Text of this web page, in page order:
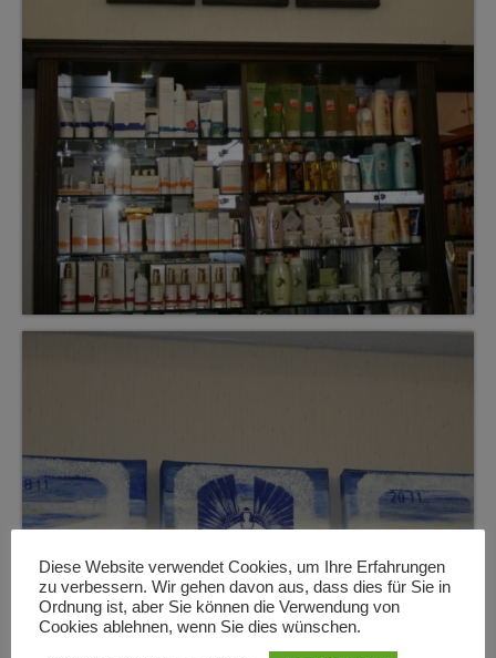
Diese Website verwendet Cookies, um Ihre Erfahrungen
zu verbessern. Wir gehen davon aus, dass dies für Sie in
Ordnung ist, aber Sie können die Verwendung von
Cookies ablehnen, wenn Sie dies wünschen.